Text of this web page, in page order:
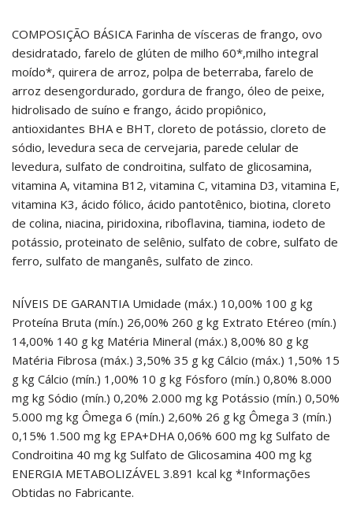
COMPOSIÇÃO BÁSICA Farinha de vísceras de frango, ovo
desidratado, farelo de glúten de milho 60*,milho integral
moído*, quirera de arroz, polpa de beterraba, farelo de
arroz desengordurado, gordura de frango, óleo de peixe,
hidrolisado de suíno e frango, ácido propiônico,
antioxidantes BHA e BHT, cloreto de potássio, cloreto de
sódio, levedura seca de cervejaria, parede celular de
levedura, sulfato de condroitina, sulfato de glicosamina,
vitamina A, vitamina B12, vitamina C, vitamina D3, vitamina E,
vitamina K3, ácido fólico, ácido pantotênico, biotina, cloreto
de colina, niacina, piridoxina, riboflavina, tiamina, iodeto de
potássio, proteinato de selênio, sulfato de cobre, sulfato de
ferro, sulfato de manganês, sulfato de zinco.
NÍVEIS DE GARANTIA Umidade (máx.) 10,00% 100 g kg
Proteína Bruta (mín.) 26,00% 260 g kg Extrato Etéreo (mín.)
14,00% 140 g kg Matéria Mineral (máx.) 8,00% 80 g kg
Matéria Fibrosa (máx.) 3,50% 35 g kg Cálcio (máx.) 1,50% 15
g kg Cálcio (mín.) 1,00% 10 g kg Fósforo (mín.) 0,80% 8.000
mg kg Sódio (mín.) 0,20% 2.000 mg kg Potássio (mín.) 0,50%
5.000 mg kg Ômega 6 (mín.) 2,60% 26 g kg Ômega 3 (mín.)
0,15% 1.500 mg kg EPA+DHA 0,06% 600 mg kg Sulfato de
Condroitina 40 mg kg Sulfato de Glicosamina 400 mg kg
ENERGIA METABOLIZÁVEL 3.891 kcal kg *Informações
Obtidas no Fabricante.